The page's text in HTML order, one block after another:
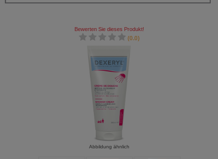
Bewerten Sie dieses Produkt!
(0.0)
Abbildung ähnlich